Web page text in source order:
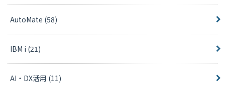
AutoMate (58)
IBM i (21)
AI・DX活用 (11)